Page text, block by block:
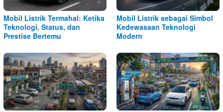
Mobil Listrik Termahal: Ketika
Teknologi, Status, dan
Prestise Bertemu
Mobil Listrik sebagai Simbol
Kedewasaan Teknologi
Modern